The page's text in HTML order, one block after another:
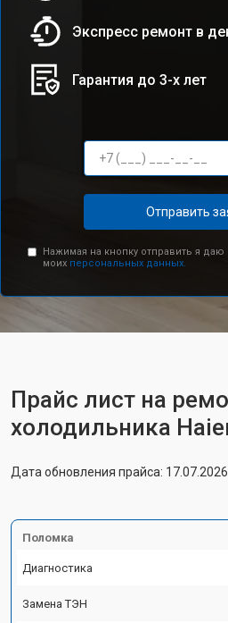
Экспресс ремонт в
Гарантия до 3-х лет
Отправить
Нажимая на кнопку отправить я даю
моих персональных данных.
Прайс лист на
холодильника
Дата обновления прайса: 17.07.2026
Поломка
Диагностика
Замена ТЭН